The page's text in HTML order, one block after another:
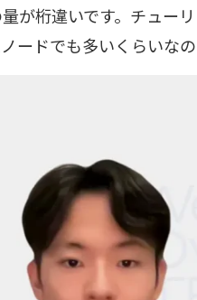
が桁違いです。チュー
ードでも多いくらいな